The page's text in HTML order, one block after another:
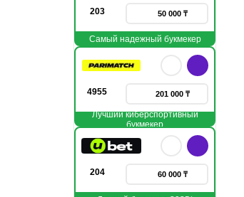
203 50 000 ₸
Самый надежный букмекер
4955 201 000 ₸
Лучший киберспортивный
букмекер
204 60 000 ₸